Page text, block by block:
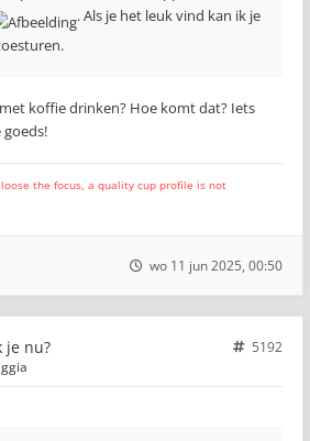
. Als je het leuk vind kan ik je
koffie drinken? Hoe komt dat? Iets
goeds!
the focus, a quality cup profile is not
wo 11 jun 2025, 00:50
je nu?
5192